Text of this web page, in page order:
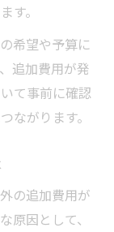
す。
希望や予算に
追加費用が発
て事前に確認
ながります。
の追加費用が
原因として、